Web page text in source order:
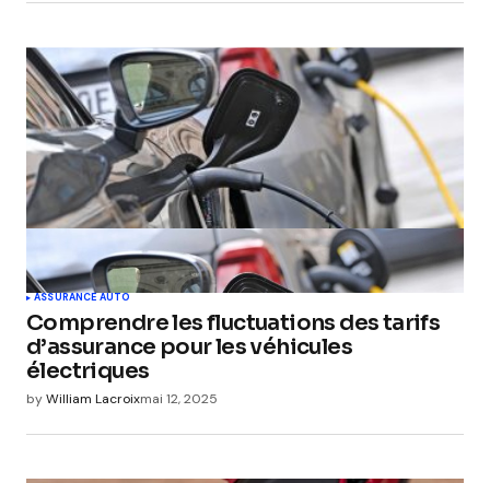
ASSURANCE AUTO
Comprendre les fluctuations des tarifs
d’assurance pour les véhicules
électriques
byWilliam Lacroixmai 12, 2025